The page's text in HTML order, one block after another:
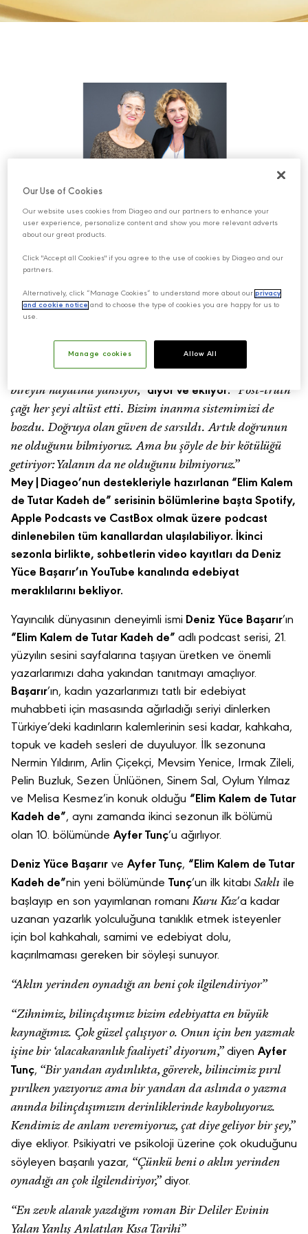
yazarlarla sohbetlerden oluşan podcast serisi “ Elim
Neşenin isyanla, hüznün kahkahayla iç içe geçtiği şıkır
şıkır sohbetlerin yeni sezondaki ilk konuğu, Türkiye’nin
kaderinin toplumun kaderiyle çok ilişkili olduğunu
düşündüğünü söyleyen Tunç“Toplumda ne oluyorsa
bireyin hayatına yansıyor,”
diyor ve ekliyor:
“Post-truth
çağı her şeyi altüst etti. Bizim inanma sistemimizi de
bozdu. Doğruya olan güven de sarsıldı. Artık doğrunun
ne olduğunu bilmiyoruz. Ama bu şöyle de bir kötülüğü
getiriyor: Yalanın da ne olduğunu bilmiyoruz.”
Mey|Diageo’nun destekleriyle hazırlanan “Elim Kalem
de Tutar Kadeh de” serisinin bölümlerine başta Spotify,
Apple Podcasts ve CastBox olmak üzere podcast
dinlenebilen tüm kanallardan ulaşılabiliyor. İkinci
sezonla birlikte, sohbetlerin video kayıtları da Deniz
Yüce Başarır’ın YouTube kanalında edebiyat
meraklılarını bekliyor.
Yayıncılık dünyasının deneyimli ismi Deniz Yüce Başarır’ın
“Elim Kalem de Tutar Kadeh de” adlı podcast serisi, 21.
yüzyılın sesini sayfalarına taşıyan üretken ve önemli
yazarlarımızı daha yakından tanıtmayı amaçlıyor.
Başarır’ın, kadın yazarlarımızı tatlı bir edebiyat
muhabbeti için masasında ağırladığı seriyi dinlerken
Türkiye’deki kadınların kalemlerinin sesi kadar, kahkaha,
topuk ve kadeh sesleri de duyuluyor. İlk sezonuna
Nermin Yıldırım, Arlin Çiçekçi, Mevsim Yenice, Irmak Zileli,
Pelin Buzluk, Sezen Ünlüönen, Sinem Sal, Oylum Yılmaz
ve Melisa Kesmez’in konuk olduğu “Elim Kalem de Tutar
Kadeh de”, aynı zamanda ikinci sezonun ilk bölümü
olan 10. bölümünde Ayfer Tunç’u ağırlıyor.
Deniz Yüce Başarır ve Ayfer Tunç, “Elim Kalem de Tutar
Kadeh de”nin yeni bölümünde Tunç’un ilk kitabı Saklı ile
başlayıp en son yayımlanan romanıKuru Kız’a kadar
uzanan yazarlık yolculuğuna tanıklık etmek isteyenler
için bol kahkahalı, samimi ve edebiyat dolu,
kaçırılmaması gereken bir söyleşi sunuyor.
“Aklın yerinden oynadığı an beni çok ilgilendiriyor”
“Zihnimiz, bilinçdışımız bizim edebiyatta en büyük
kaynağımız. Çok güzel çalışıyor o. Onun için ben yazmak
işine bir ‘alacakaranlık faaliyeti’ diyorum,” diyen Ayfer
Tunç, “Bir yandan aydınlıkta, görerek, bilincimiz pırıl
pırılken yazıyoruz ama bir yandan da aslında o yazma
anında bilinçdışımızın derinliklerinde kayboluyoruz.
Kendimiz de anlam veremiyoruz, çat diye geliyor bir şey,”
diye ekliyor. Psikiyatri ve psikoloji üzerine çok okuduğunu
söyleyen başarılı yazar, “Çünkü beni o aklın yerinden
oynadığı an çok ilgilendiriyor,” diyor.
“En zevk alarak yazdığım roman Bir Deliler Evinin
Yalan Yanlış Anlatılan Kısa Tarihi”
Our Use of Cookies
Our website uses cookies from Diageo and our partners to enhance your
user experience, personalize content and show you more relevant adverts
about our great products.
Click "Accept all Cookies" if you agree to the use of cookies by Diageo and our
partners.
Alternatively, click “Manage Cookies” to understand more about ourprivacy
and cookie notice and to choose the type of cookies you are happy for us to
use.
Manage cookies Allow All